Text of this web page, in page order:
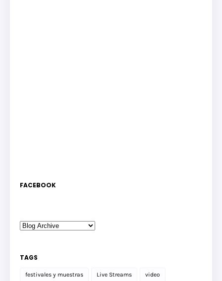
FACEBOOK
TAGS
festivales y muestras Live Streams video